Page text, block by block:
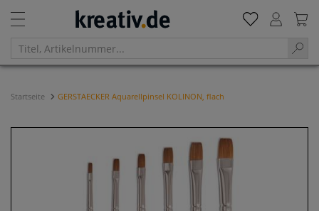
Startseite GERSTAECKER Aquarellpinsel KOLINON, flach